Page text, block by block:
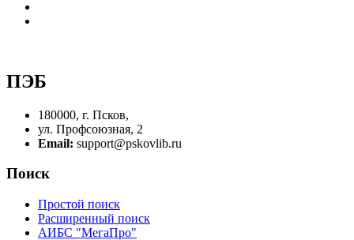
ПЭБ
180000, г. Псков,
ул. Профсоюзная, 2
Email: support@pskovlib.ru
Поиск
Простой поиск
Расширенный поиск
АИБС "МегаПро"